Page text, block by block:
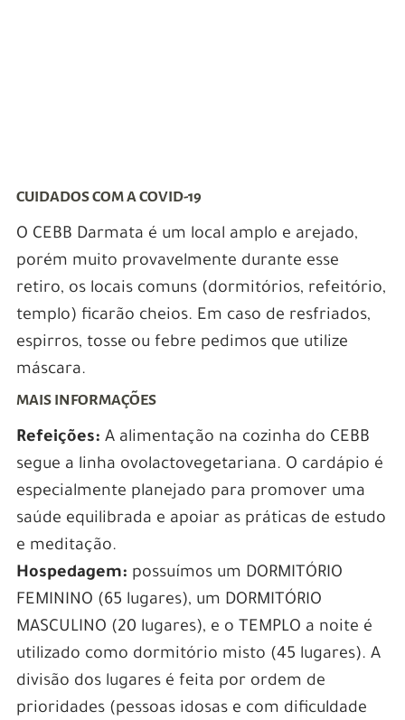
CUIDADOS COM A COVID-19
O CEBB Darmata é um local amplo e arejado,
porém muito provavelmente durante esse
retiro, os locais comuns (dormitórios, refeitório,
templo) ficarão cheios. Em caso de resfriados,
espirros, tosse ou febre pedimos que utilize
máscara.
MAIS INFORMAÇÕES
Refeições: A alimentação na cozinha do CEBB
segue a linha ovolactovegetariana. O cardápio é
especialmente planejado para promover uma
saúde equilibrada e apoiar as práticas de estudo
e meditação.
Hospedagem: possuímos um DORMITÓRIO
FEMININO (65 lugares), um DORMITÓRIO
MASCULINO (20 lugares), e o TEMPLO a noite é
utilizado como dormitório misto (45 lugares). A
divisão dos lugares é feita por ordem de
prioridades (pessoas idosas e com dificuldade